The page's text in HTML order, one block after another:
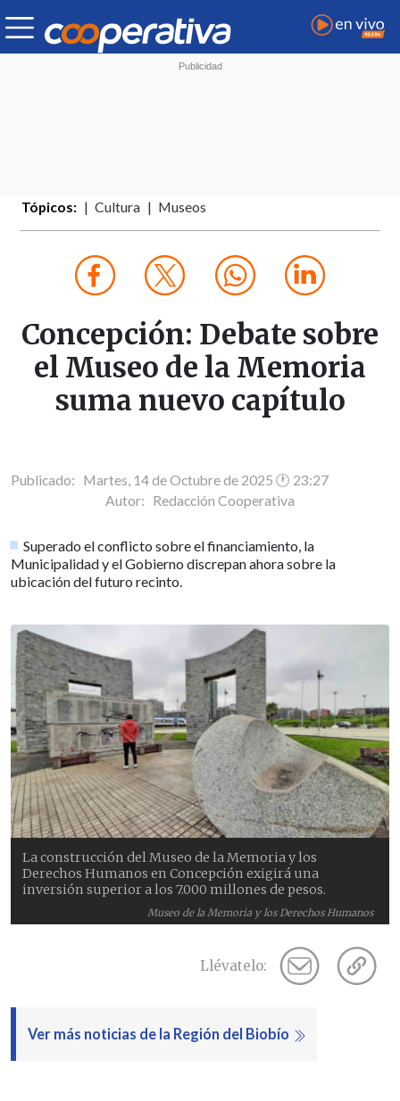
Tópicos: Cultura Museos
Concepción: Debate sobre
el Museo de la Memoria
suma nuevo capítulo
Publicado: Martes, 14 de Octubre de 2025 🕐 23:27
Autor: Redacción Cooperativa
Superado el conflicto sobre el financiamiento, la
Municipalidad y el Gobierno discrepan ahora sobre la
ubicación del futuro recinto.
Museo de la Memoria y los Derechos Humanos
La construcción del Museo de la Memoria y los
Derechos Humanos en Concepción exigirá una
inversión superior a los 7.000 millones de pesos.
Llévatelo:
Ver más noticias de la Región del Biobío